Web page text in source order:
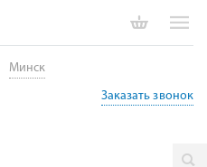
Минск
Заказать звонок